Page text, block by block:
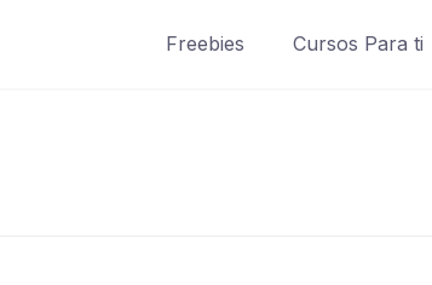
Freebies Cursos Para ti